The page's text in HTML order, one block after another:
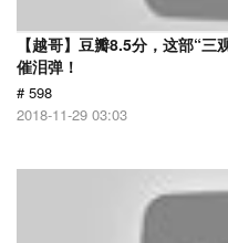
【越哥】豆瓣8.5分，这部“
催泪弹！
# 598
2018-11-29 03:03